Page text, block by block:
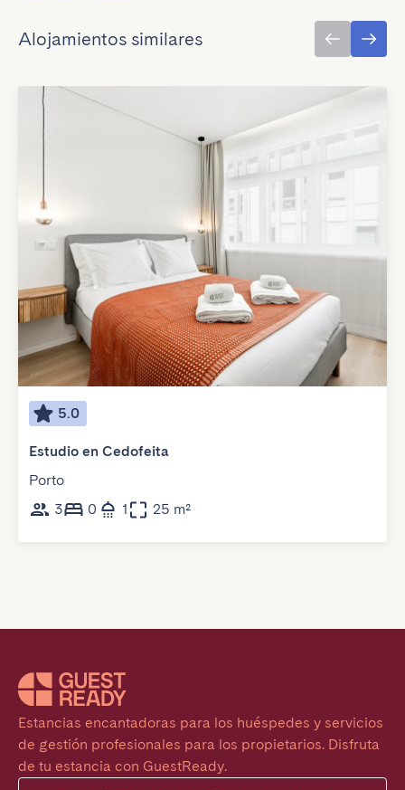
Alojamientos similares
5.0
Estudio en Cedofeita
Porto
3
0 1 25 m²
Estancias encantadoras para los huéspedes y servicios
de gestión profesionales para los propietarios. Disfruta
de tu estancia con GuestReady.